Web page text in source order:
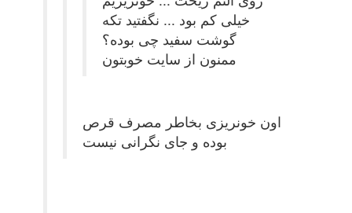
خیلی کم بود ... نگفتید تکه
گوشت سفید چی بوده؟
ممنون از سایت خوبتون
اون خونریزی بخاطر مصرف قرص
بوده و جای نگرانی نیست